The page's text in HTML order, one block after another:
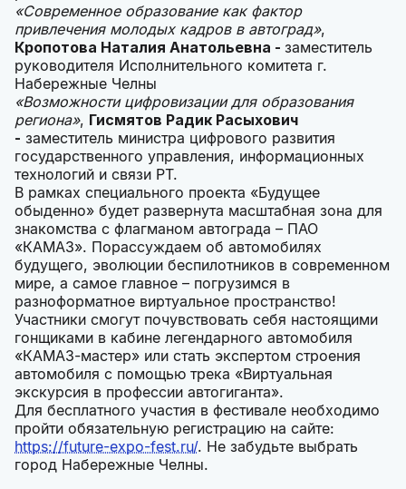
«Современное образование как фактор
привлечения молодых кадров в автоград»,
Кропотова Наталия Анатольевна - заместитель
руководителя Исполнительного комитета г.
Набережные Челны
«Возможности цифровизации для образования
региона», Гисмятов Радик Расыхович
- заместитель министра цифрового развития
государственного управления, информационных
технологий и связи РТ.
В рамках специального проекта «Будущее
обыденно» будет развернута масштабная зона для
знакомства с флагманом автограда – ПАО
«КАМАЗ». Порассуждаем об автомобилях
будущего, эволюции беспилотников в современном
мире, а самое главное – погрузимся в
разноформатное виртуальное пространство!
Участники смогут почувствовать себя настоящими
гонщиками в кабине легендарного автомобиля
«КАМАЗ-мастер» или стать экспертом строения
автомобиля с помощью трека «Виртуальная
экскурсия в профессии автогиганта».
Для бесплатного участия в фестивале необходимо
пройти обязательную регистрацию на сайте:
https://future-expo-fest.ru/. Не забудьте выбрать
город Набережные Челны.